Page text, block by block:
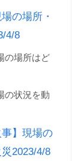
の場所・
4/8
の場所はど
の状況を動
】現場の
2023/4/8